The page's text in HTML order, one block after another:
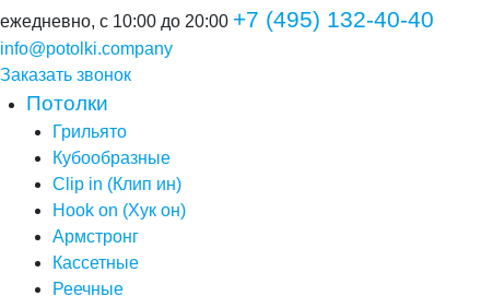
ежедневно, с 10:00 до 20:00 +7 (495) 132-40-40
info@potolki.company
Заказать звонок
Потолки
Грильято
Кубообразные
Clip in (Клип ин)
Hook on (Хук он)
Армстронг
Кассетные
Реечные